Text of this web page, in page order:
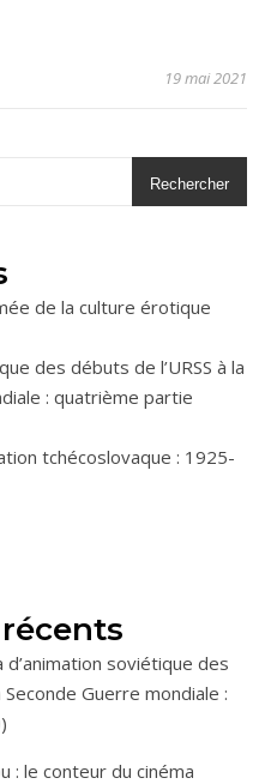
19 mai 2021
Rechercher
de la culture érotique
des débuts de l’URSS à la
: quatrième partie
tchécoslovaque : 1925-
d’animation soviétique des
Seconde Guerre mondiale :
: le conteur du cinéma